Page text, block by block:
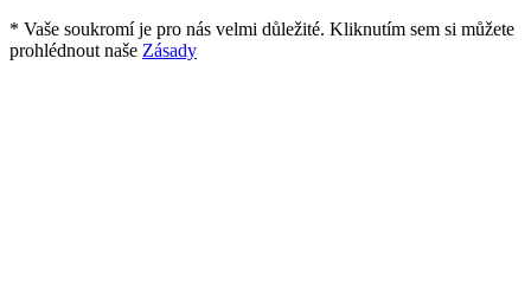
* Vaše soukromí je pro nás velmi důležité. Kliknutím sem si můžete
prohlédnout naše Zásady